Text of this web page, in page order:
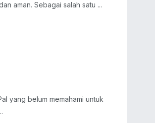
aman. Sebagai salah satu ...
yang belum memahami untuk